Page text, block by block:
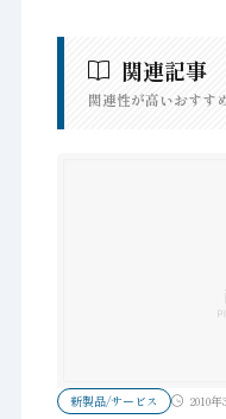
関連記事
関連性が高いおすす
新製品/サービス 2010年